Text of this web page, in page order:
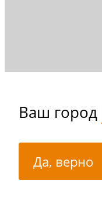
Ваш город
Да, верно